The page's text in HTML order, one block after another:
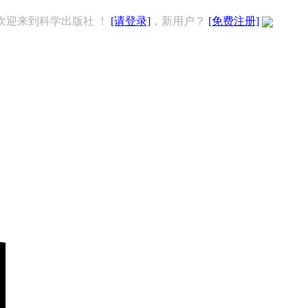
迎来到科学出版社 ！ [请登录] ，新用户？ [免费注册]